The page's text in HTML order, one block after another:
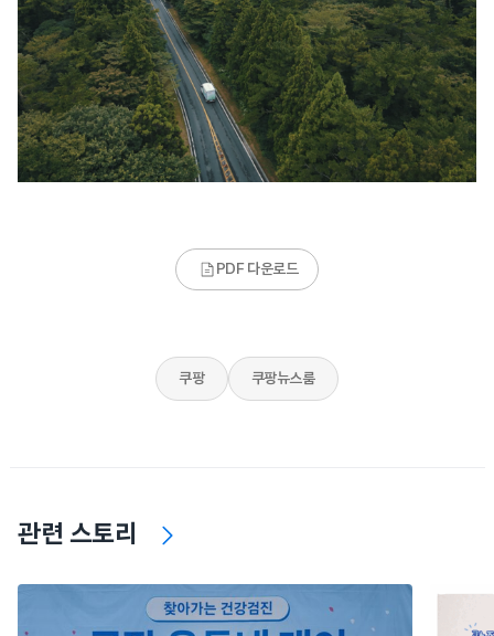
PDF 다운로드
쿠팡 쿠팡뉴스룸
관련 스토리